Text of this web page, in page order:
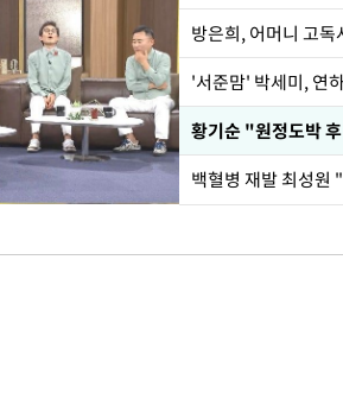
방은희, 어머니 고
'서준맘' 박세미, 연
황기순 "원정도박
백혈병 재발 최성원